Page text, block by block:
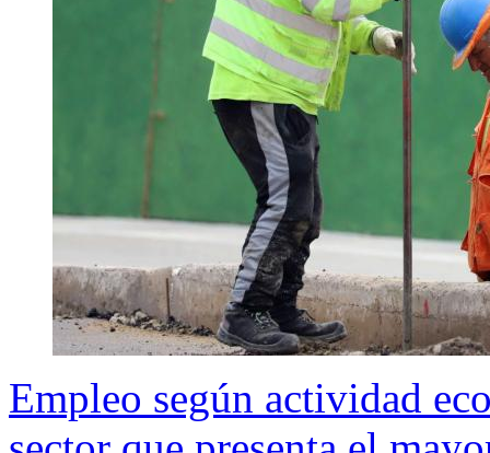
Empleo según actividad